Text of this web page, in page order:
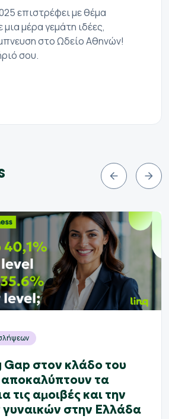
επιστρέφει με θέμα
μια μέρα γεμάτη ιδέες,
στο Ωδείο Αθηνών!
σου.
στον κλάδο του
αποκαλύπτουν τα
τις αμοιβές και την
γυναικών στην Ελλάδα